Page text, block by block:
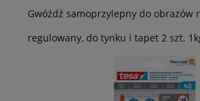
Gwóźdź samoprzylepny do obrazów
regulowany, do tynku i tapet 2 szt.